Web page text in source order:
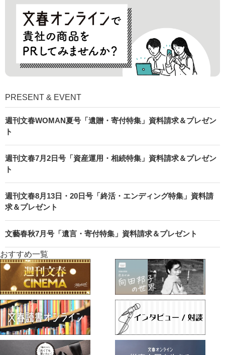
PRESENT & EVENT
週刊文春WOMAN夏号「遺贈・寄付特集」資料請求＆プレゼン
ト
週刊文春7月2日号「資産運用・相続特集」資料請求＆プレゼン
ト
週刊文春8月13日・20日号「終活・エンディング特集」資料請
求＆プレゼント
文藝春秋7月号「遺言・寄付特集」資料請求＆プレゼント
おすすめ一覧